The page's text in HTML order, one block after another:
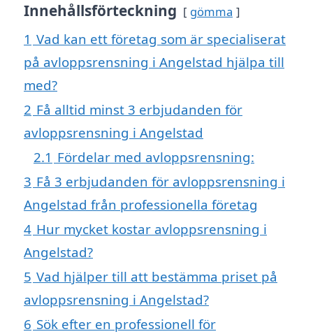
Innehållsförteckning gömma
1 Vad kan ett företag som är specialiserat
på avloppsrensning i Angelstad hjälpa till
med?
2 Få alltid minst 3 erbjudanden för
avloppsrensning i Angelstad
2.1 Fördelar med avloppsrensning:
3 Få 3 erbjudanden för avloppsrensning i
Angelstad från professionella företag
4 Hur mycket kostar avloppsrensning i
Angelstad?
5 Vad hjälper till att bestämma priset på
avloppsrensning i Angelstad?
6 Sök efter en professionell för